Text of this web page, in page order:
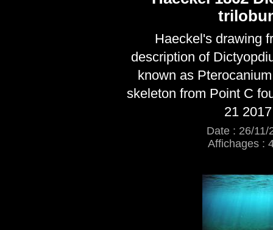
Haeckel's drawing
description of
known as
skeleton from Point C
21
Date : 26/11/
Affichages :